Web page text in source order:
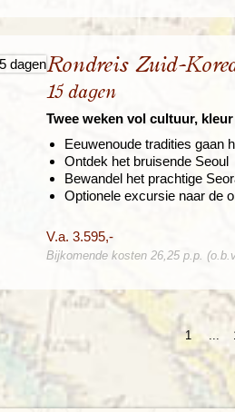
Rondreis Zuid-
15 dagen
Twee weken vol cultuur,
Eeuwenoude tradities gaan
Ontdek het bruisende Seoul
Bewandel het prachtige
Optionele excursie naar de
V.a. 3.595,-
Bijkomende kosten 26,25 p.p.
1 ...